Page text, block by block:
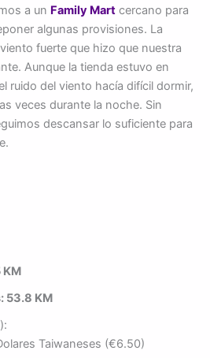
a un Family Mart cercano para
algunas provisiones. La
fuerte que hizo que nuestra
Aunque la tienda estuvo en
ruido del viento hacía difícil dormir,
veces durante la noche. Sin
descansar lo suficiente para
KM
53.8 KM
Taiwaneses (€6.50)